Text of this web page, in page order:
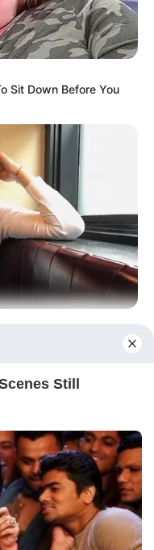
Sit Down Before You
Ask For A